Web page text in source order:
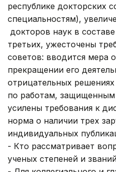
республике докторских
специальностям),
докторов наук в
третьих, ужесточены
советов: вводится мера
прекращении его
отрицательных
по работам,
усилены требования к
норма о наличии трех
индивидуальных
- Кто рассматривает
ученых степеней и